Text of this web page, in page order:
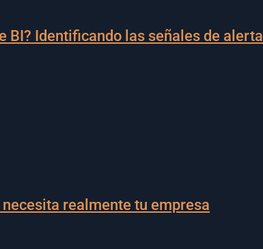
BI? Identificando las señales de alerta
realmente tu empresa